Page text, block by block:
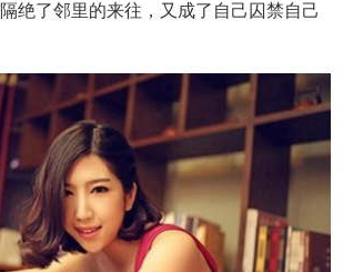
绝了邻里的来往，又成了自己囚禁自己